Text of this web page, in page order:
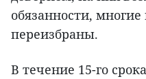
обязанности,
переизбраны.
В течение 15-го